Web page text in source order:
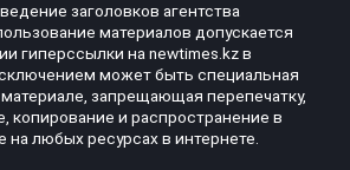
заголовков агентства
материалов допускается
гиперссылки на newtimes.kz в
может быть специальная
запрещающая перепечатку,
копирование и распространение в
на любых ресурсах в интернете.